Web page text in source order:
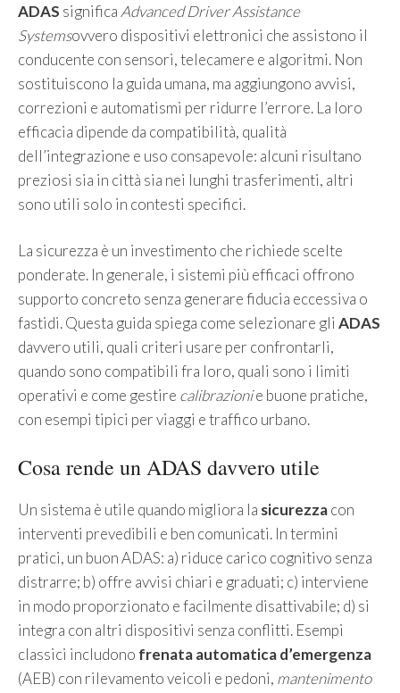
ADAS significa Advanced Driver Assistance
Systemsovvero dispositivi elettronici che assistono il
conducente con sensori, telecamere e algoritmi. Non
sostituiscono la guida umana, ma aggiungono avvisi,
correzioni e automatismi per ridurre l’errore. La loro
efficacia dipende da compatibilità, qualità
dell’integrazione e uso consapevole: alcuni risultano
preziosi sia in città sia nei lunghi trasferimenti, altri
sono utili solo in contesti specifici.
La sicurezza è un investimento che richiede scelte
ponderate. In generale, i sistemi più efficaci offrono
supporto concreto senza generare fiducia eccessiva o
fastidi. Questa guida spiega come selezionare gli ADAS
davvero utili, quali criteri usare per confrontarli,
quando sono compatibili fra loro, quali sono i limiti
operativi e come gestire calibrazionie buone pratiche,
con esempi tipici per viaggi e traffico urbano.
Cosa rende un ADAS davvero utile
Un sistema è utile quando migliora la sicurezzacon
interventi prevedibili e ben comunicati. In termini
pratici, un buon ADAS: a) riduce carico cognitivo senza
distrarre; b) offre avvisi chiari e graduati; c) interviene
in modo proporzionato e facilmente disattivabile; d) si
integra con altri dispositivi senza conflitti. Esempi
classici includono frenata automatica d’emergenza
(AEB) con rilevamento veicoli e pedoni, mantenimento